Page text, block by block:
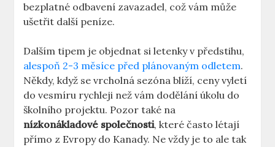
bezplatné odbavení zavazadel, což vám může
ušetřit další peníze.
Dalším tipem je objednat si letenky v předstihu,
alespoň 2-3 měsíce před plánovaným odletem.
Někdy, když se vrcholná sezóna blíží, ceny vyletí
do vesmíru rychleji než vám dodělání úkolu do
školního projektu. Pozor také na
nízkonákladové společnosti, které často létají
přímo z Evropy do Kanady. Ne vždy je to ale tak